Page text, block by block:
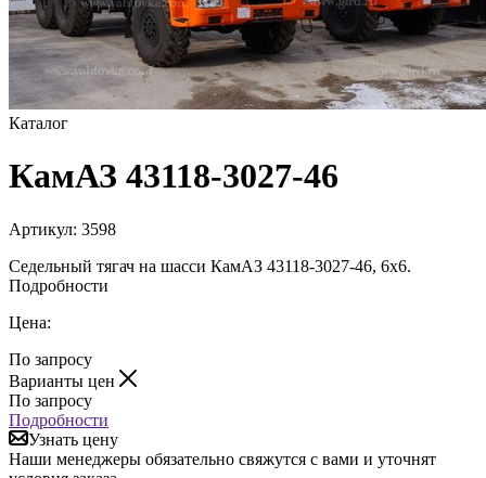
Каталог
КамАЗ 43118-3027-46
Артикул: 3598
Седельный тягач на шасси КамАЗ 43118-3027-46, 6х6.
Подробности
Цена:
По запросу
Варианты цен
По запросу
Подробности
Узнать цену
Наши менеджеры обязательно свяжутся с вами и уточнят